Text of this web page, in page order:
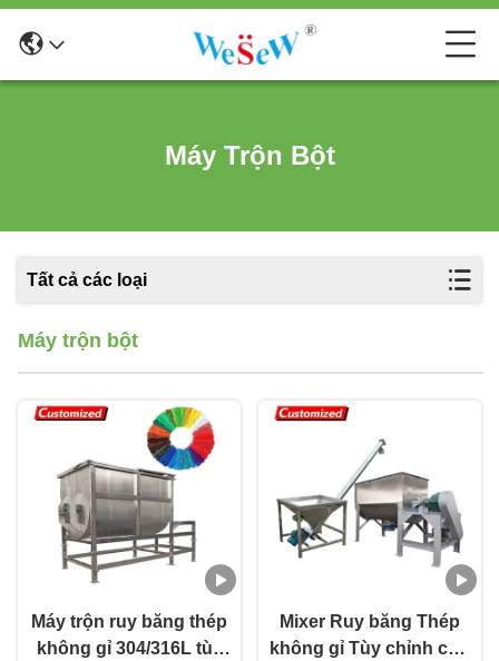
Máy Trộn Bột
Tất cả các loại
Máy trộn bột
Máy trộn ruy băng thép
không gỉ 304/316L tùy
Mixer Ruy băng Thép
không gỉ Tùy chỉnh cho